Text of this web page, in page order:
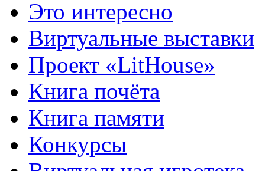
Это интересно
Виртуальные выставки
Проект «LitHouse»
Книга почёта
Книга памяти
Конкурсы